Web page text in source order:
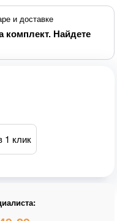
и доставке
комплект. Найдете
1 клик